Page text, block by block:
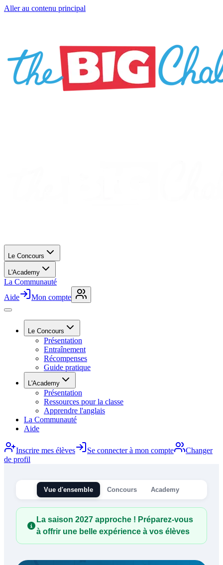
Aller au contenu principal
Le Concours
L'Academy
La Communauté
Aide
Mon compte
Le Concours
Présentation
Entraînement
Récompenses
Guide pratique
L'Academy
Présentation
Ressources pour la classe
Apprendre l'anglais
La Communauté
Aide
Inscrire mes élèves Se connecter à mon compte
Changer
de profil
Vue d'ensemble Concours Academy
La saison 2027 approche ! Préparez-vous
à offrir une belle expérience à vos élèves